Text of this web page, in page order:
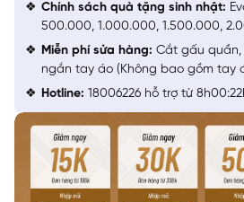
Chính sách quà tặng sinh nhật:
500.000, 1.000.000, 1.500.000,
Miễn phí sửa hàng: Cắt gấu
ngắn tay áo (Không bao gồm tay
Hotline: 18006226 hỗ trợ từ